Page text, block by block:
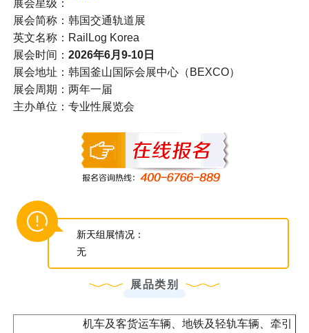
展会星级：
展会简称：韩国交通轨道展
英文名称：RailLog Korea
展会时间： 2026年6月9-10日
展会地址：韩国釜山国际会展中心（BEXCO）
展会周期：两年一届
主办单位：专业性展览会
新天组展情况：
无
展品类别
机车及客货运车辆、地铁及轻轨车辆、牵引